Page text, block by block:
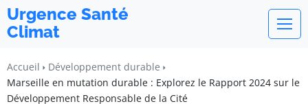
Urgence Santé
Climat
Accueil
Développement durable
Marseille en mutation durable : Explorez le Rapport 2024 sur le
Développement Responsable de la Cité